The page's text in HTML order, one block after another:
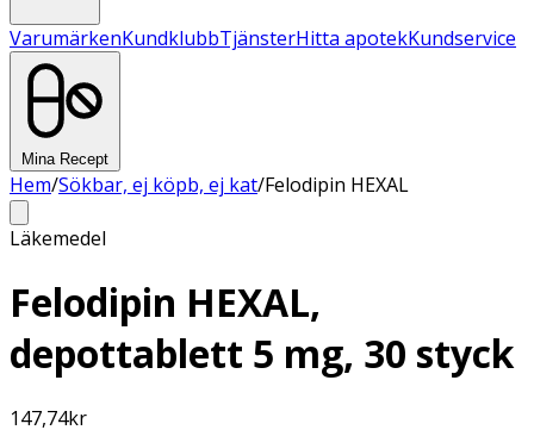
VarumärkenKundklubbTjänsterHitta apotekKundservice
Mina Recept
Hem/Sökbar, ej köpb, ej kat/Felodipin HEXAL
Läkemedel
Felodipin HEXAL,
depottablett 5 mg, 30 styck
147,74kr